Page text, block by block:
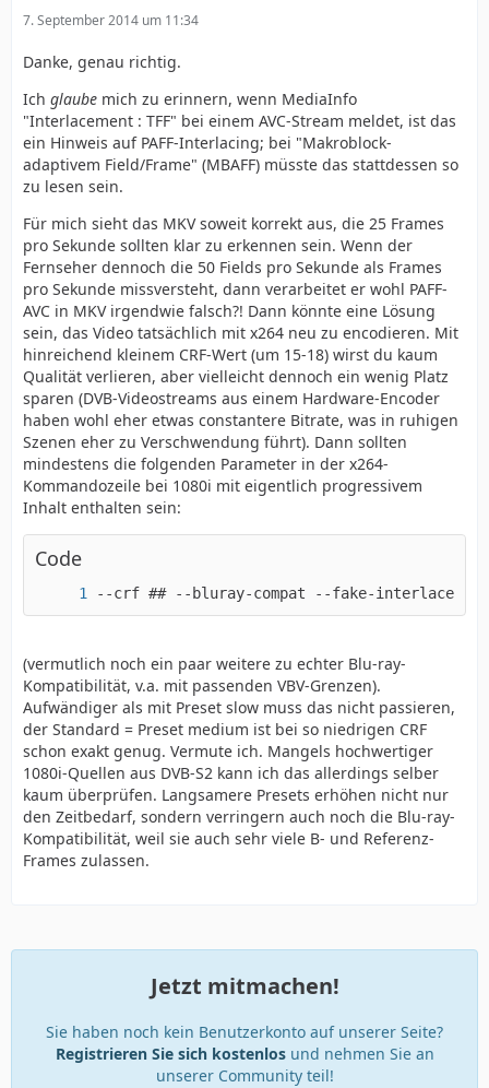
7. September 2014 um 11:34
Danke, genau richtig.
Ich glaube mich zu erinnern, wenn MediaInfo
"Interlacement : TFF" bei einem AVC-Stream meldet, ist das
ein Hinweis auf PAFF-Interlacing; bei "Makroblock-
adaptivem Field/Frame" (MBAFF) müsste das stattdessen so
zu lesen sein.
Für mich sieht das MKV soweit korrekt aus, die 25 Frames
pro Sekunde sollten klar zu erkennen sein. Wenn der
Fernseher dennoch die 50 Fields pro Sekunde als Frames
pro Sekunde missversteht, dann verarbeitet er wohl PAFF-
AVC in MKV irgendwie falsch?! Dann könnte eine Lösung
sein, das Video tatsächlich mit x264 neu zu encodieren. Mit
hinreichend kleinem CRF-Wert (um 15-18) wirst du kaum
Qualität verlieren, aber vielleicht dennoch ein wenig Platz
sparen (DVB-Videostreams aus einem Hardware-Encoder
haben wohl eher etwas constantere Bitrate, was in ruhigen
Szenen eher zu Verschwendung führt). Dann sollten
mindestens die folgenden Parameter in der x264-
Kommandozeile bei 1080i mit eigentlich progressivem
Inhalt enthalten sein:
Code
--crf ## --bluray-compat --fake-interlaced
(vermutlich noch ein paar weitere zu echter Blu-ray-
Kompatibilität, v.a. mit passenden VBV-Grenzen).
Aufwändiger als mit Preset slow muss das nicht passieren,
der Standard = Preset medium ist bei so niedrigen CRF
schon exakt genug. Vermute ich. Mangels hochwertiger
1080i-Quellen aus DVB-S2 kann ich das allerdings selber
kaum überprüfen. Langsamere Presets erhöhen nicht nur
den Zeitbedarf, sondern verringern auch noch die Blu-ray-
Kompatibilität, weil sie auch sehr viele B- und Referenz-
Frames zulassen.
Jetzt mitmachen!
Sie haben noch kein Benutzerkonto auf unserer Seite?
Registrieren Sie sich kostenlosund nehmen Sie an
unserer Community teil!